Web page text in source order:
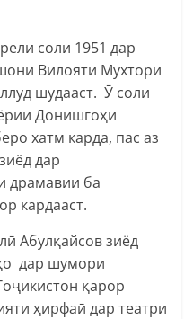
соли 1951 дар
Вилояти Мухтори
шудааст. Ӯ соли
Донишгоҳи
хатм карда, пас аз
дар
драмавии ба
кардааст.
Абулқайсов зиёд
дар шумори
қарор
ҳирфаӣ дар театри